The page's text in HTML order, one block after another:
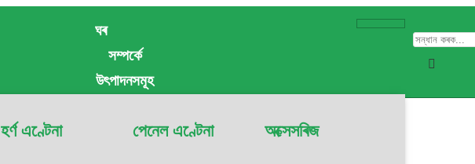
ঘৰ
সম্পৰ্কে
উৎপাদনসমূহ
হৰ্ণ এণ্টেনা পেনেল এণ্টেনা অক্সেসৰিজ
অভ্যন্তৰীণ/ বাহ্যিক DAS এণ্টেনা